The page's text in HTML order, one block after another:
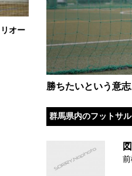
オー
勝ちたいという意志
群馬県内のフットサ